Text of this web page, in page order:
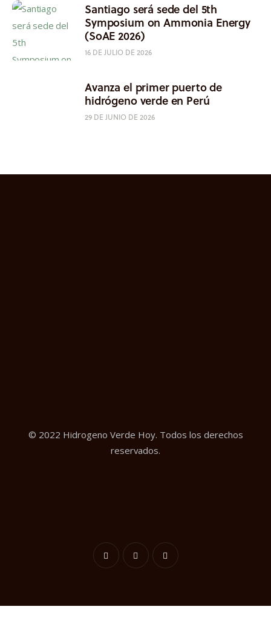
Santiago será sede del 5th
Symposium on Ammonia Energy
(SoAE 2026)
16 DE JULIO DE 2026
Avanza el primer puerto de
hidrógeno verde en Perú
29 DE JUNIO DE 2026
© 2022 Hidrogeno Verde Hoy. Todos los derechos
reservados.